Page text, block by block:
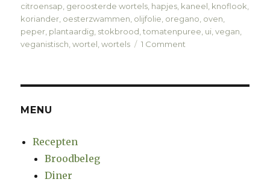
citroensap geroosterde wortels hapjes kaneel knoflook
koriander oesterzwammen olijfolie oregano oven
peper plantaardig stokbrood ,tomatenpuree ui ,vegan
veganistisch ,wortel ,wortels 1 Comment
MENU
Recepten
Broodbeleg
Diner